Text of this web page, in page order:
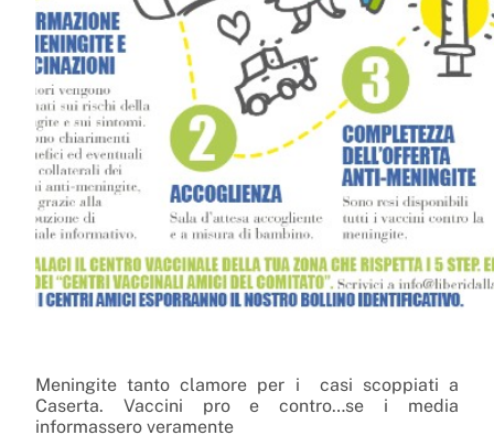
Meningite tanto clamore per i casi scoppiati a
Caserta. Vaccini pro e contro…se i media
informassero veramente